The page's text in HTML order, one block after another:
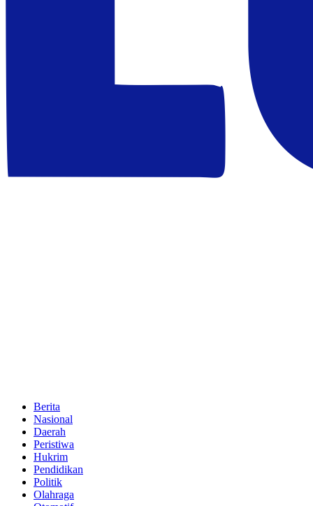
Berita
Nasional
Daerah
Peristiwa
Hukrim
Pendidikan
Politik
Olahraga